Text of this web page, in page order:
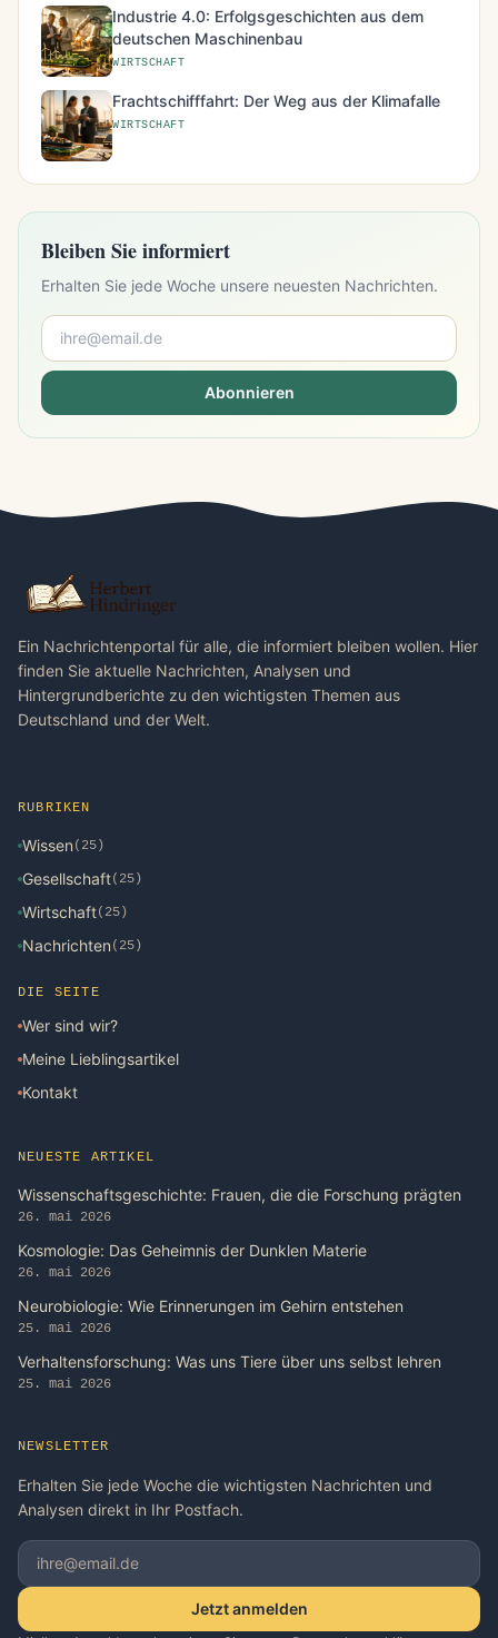
Industrie 4.0: Erfolgsgeschichten aus dem
deutschen Maschinenbau
WIRTSCHAFT
Frachtschifffahrt: Der Weg aus der Klimafalle
WIRTSCHAFT
Bleiben Sie informiert
Erhalten Sie jede Woche unsere neuesten Nachrichten.
Abonnieren
Ein Nachrichtenportal für alle, die informiert bleiben wollen. Hier
finden Sie aktuelle Nachrichten, Analysen und
Hintergrundberichte zu den wichtigsten Themen aus
Deutschland und der Welt.
RUBRIKEN
Wissen (25)
Gesellschaft(25)
Wirtschaft(25)
Nachrichten (25)
DIE SEITE
Wer sind wir?
Meine Lieblingsartikel
Kontakt
NEUESTE ARTIKEL
Wissenschaftsgeschichte: Frauen, die die Forschung prägten
26. mai 2026
Kosmologie: Das Geheimnis der Dunklen Materie
26. mai 2026
Neurobiologie: Wie Erinnerungen im Gehirn entstehen
25. mai 2026
Verhaltensforschung: Was uns Tiere über uns selbst lehren
25. mai 2026
NEWSLETTER
Erhalten Sie jede Woche die wichtigsten Nachrichten und
Analysen direkt in Ihr Postfach.
Jetzt anmelden